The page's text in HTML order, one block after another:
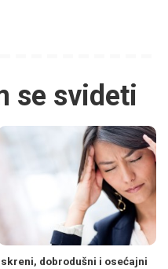
se svideti
dobrodušni i osećajni